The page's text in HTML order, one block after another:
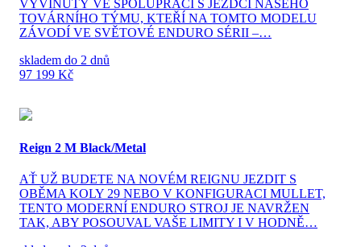
VYVINUTÝ VE SPOLUPRÁCI S JEZDCI NAŠEHO
TOVÁRNÍHO TÝMU, KTEŘÍ NA TOMTO MODELU
ZÁVODÍ VE SVĚTOVÉ ENDURO SÉRII –…
skladem do 2 dnů
97 199 Kč
Reign 2 M Black/Metal
AŤ UŽ BUDETE NA NOVÉM REIGNU JEZDIT S
OBĚMA KOLY 29 NEBO V KONFIGURACI MULLET,
TENTO MODERNÍ ENDURO STROJ JE NAVRŽEN
TAK, ABY POSOUVAL VAŠE LIMITY I V HODNĚ…